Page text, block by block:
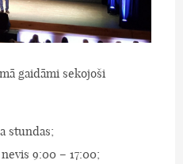
gaidāmi sekojoši
stundas;
9:00 – 17:00;